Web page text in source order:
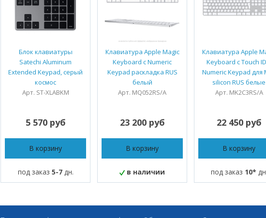
Блок клавиатуры
Satechi Aluminum
Extended Keypad, серый
космос
Арт. ST-XLABKM
5 570 руб
В корзину
под заказ 5-7дн.
Клавиатура Apple Magic
Keyboard с Numeric
Keypad раскладка RUS
белый
Арт. MQ052RS/A
23 200 руб
В корзину
в наличии
Клавиатура Apple
Keyboard с Touch
Numeric Keypad для
silicon RUS белые
Арт. MK2C3RS/A
22 450 руб
В корзину
под заказ 10*